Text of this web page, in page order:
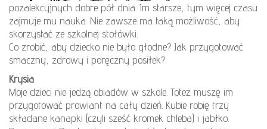
pozalekcyjnych dobre pół dnia. Im starsze, tym więcej czasu
zajmuje mu nauka. Nie zawsze ma taką możliwość, aby
skorzystać ze szkolnej stołówki.
Co zrobić, aby dziecko nie było głodne? Jak przygotować
smaczny, zdrowy i poręczny posiłek?
Krysia
Moje dzieci nie jedzą obiadów w szkole. Toteż muszę im
przygotować prowiant na cały dzień. Kubie robię trzy
składane kanapki (czyli sześć kromek chleba) i jabłko.